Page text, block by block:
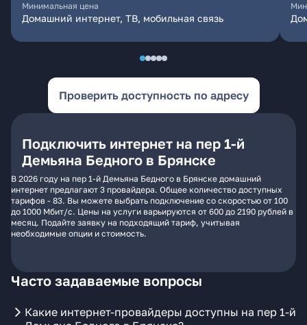
Минимальная цена
Домашний интернет, ТВ, мобильная связь
Проверить доступность по адресу
Подключить интернет на пер 1-й
Демьяна Бедного в Брянске
В 2026 году на пер 1-й Демьяна Бедного в Брянске домашний
интернет предлагают 3 провайдера. Общее количество доступных
тарифов - 83. Вы можете выбрать подключение со скоростью от 100
до 1000 Мбит/с. Цены на услуги варьируются от 600 до 2190 рублей в
месяц. Подайте заявку на подходящий тариф, учитывая
необходимые опции и стоимость.
Часто задаваемые вопросы
Какие интернет-провайдеры доступны на пер 1-й